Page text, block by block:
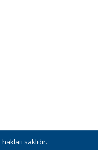
saklıdır.